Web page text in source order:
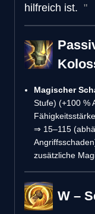
hilfreich ist.
Magischer
Stufe) (+100 %
⇒ 15–115
zusätzliche
W –